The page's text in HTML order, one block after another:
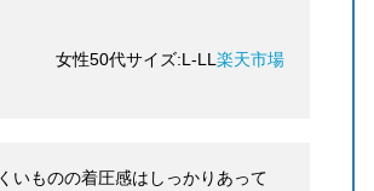
女性50代サイズ:L-LL楽天市場
いものの着圧感はしっかりあって